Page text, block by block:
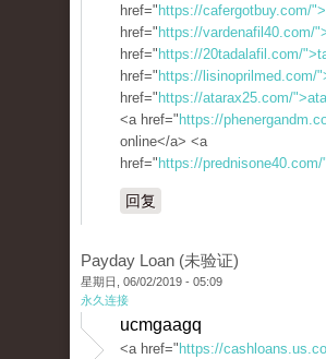
href=" https://cafergotbuy.com/
href=" https://vardenafil40.com/
href=" https://20tadalafil.com/
href=" https://lisinoprilmed.com/
href=" https://atarax25.com/
<a href=" https://
online</a> <a
href=" https://
回复
Payday Loan (未验证)
星期日, 06/02/2019 - 05:09
永久连接
ucmgaagq
<a href=" https://